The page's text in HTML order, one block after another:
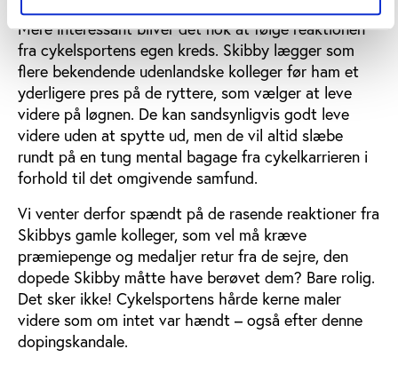
Mere interessant bliver det nok at følge reaktionen
fra cykelsportens egen kreds. Skibby lægger som
flere bekendende udenlandske kolleger før ham et
yderligere pres på de ryttere, som vælger at leve
videre på løgnen. De kan sandsynligvis godt leve
videre uden at spytte ud, men de vil altid slæbe
rundt på en tung mental bagage fra cykelkarrieren i
forhold til det omgivende samfund.
Vi venter derfor spændt på de rasende reaktioner fra
Skibbys gamle kolleger, som vel må kræve
præmiepenge og medaljer retur fra de sejre, den
dopede Skibby måtte have berøvet dem? Bare rolig.
Det sker ikke! Cykelsportens hårde kerne maler
videre som om intet var hændt – også efter denne
dopingskandale.